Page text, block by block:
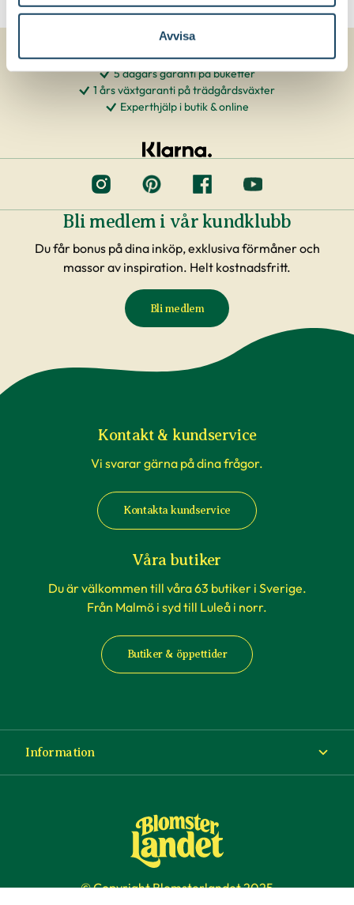
Avvisa
5 dagars garanti på buketter
1 års växtgaranti på trädgårdsväxter
Experthjälp i butik & online
Bli medlem i vår kundklubb
Du får bonus på dina inköp, exklusiva förmåner och
massor av inspiration. Helt kostnadsfritt.
Bli medlem
Kontakt & kundservice
Vi svarar gärna på dina frågor.
Kontakta kundservice
Våra butiker
Du är välkommen till våra 63 butiker i Sverige.
Från Malmö i syd till Luleå i norr.
Butiker & öppettider
Information
Köp- och leveransvillkor
© Copyright Blomsterlandet 2025